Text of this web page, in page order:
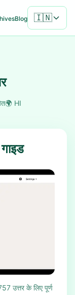
Blog 🇮🇳
🌍 HI
उत्तर के लिए पूर्ण